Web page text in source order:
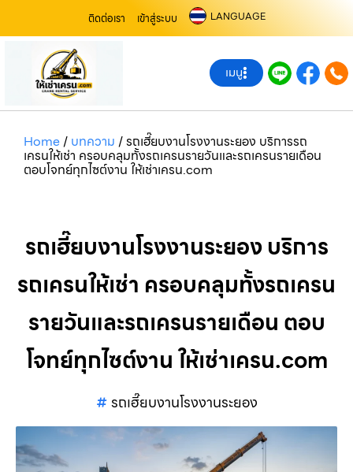
ติดต่อเรา เข้าสู่ระบบ LANGUAGE
เมนู
Home/ บทความ /รถเฮี๊ยบงานโรงงานระยอง บริการรถ
เครนให้เช่า ครอบคลุมทั้งรถเครนรายวันและรถเครนรายเดือน
ตอบโจทย์ทุกไซต์งาน ให้เช่าเครน.com
รถเฮี๊ยบงานโรงงานระยอง บริการ
รถเครนให้เช่า ครอบคลุมทั้งรถเครน
รายวันและรถเครนรายเดือน ตอบ
โจทย์ทุกไซต์งาน ให้เช่าเครน.com
รถเฮี๊ยบงานโรงงานระยอง